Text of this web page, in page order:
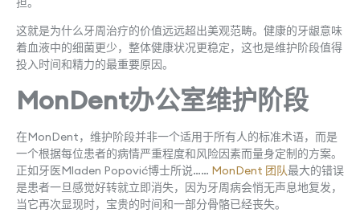
这就是为什么牙周治疗的价值远远超出美观范畴。健康的牙龈意味
着血液中的细菌更少，整体健康状况更稳定，这也是维护阶段值得
投入时间和精力的最重要原因。
MonDent办公室维护阶段
在MonDent，维护阶段并非一个适用于所有人的标准术语，而是
一个根据每位患者的病情严重程度和风险因素而量身定制的方案。
正如牙医Mladen Popović博士所说…… MonDent 团队最大的错误
是患者一旦感觉好转就立即消失，因为牙周病会悄无声息地复发，
当它再次显现时，宝贵的时间和一部分骨骼已经丧失。